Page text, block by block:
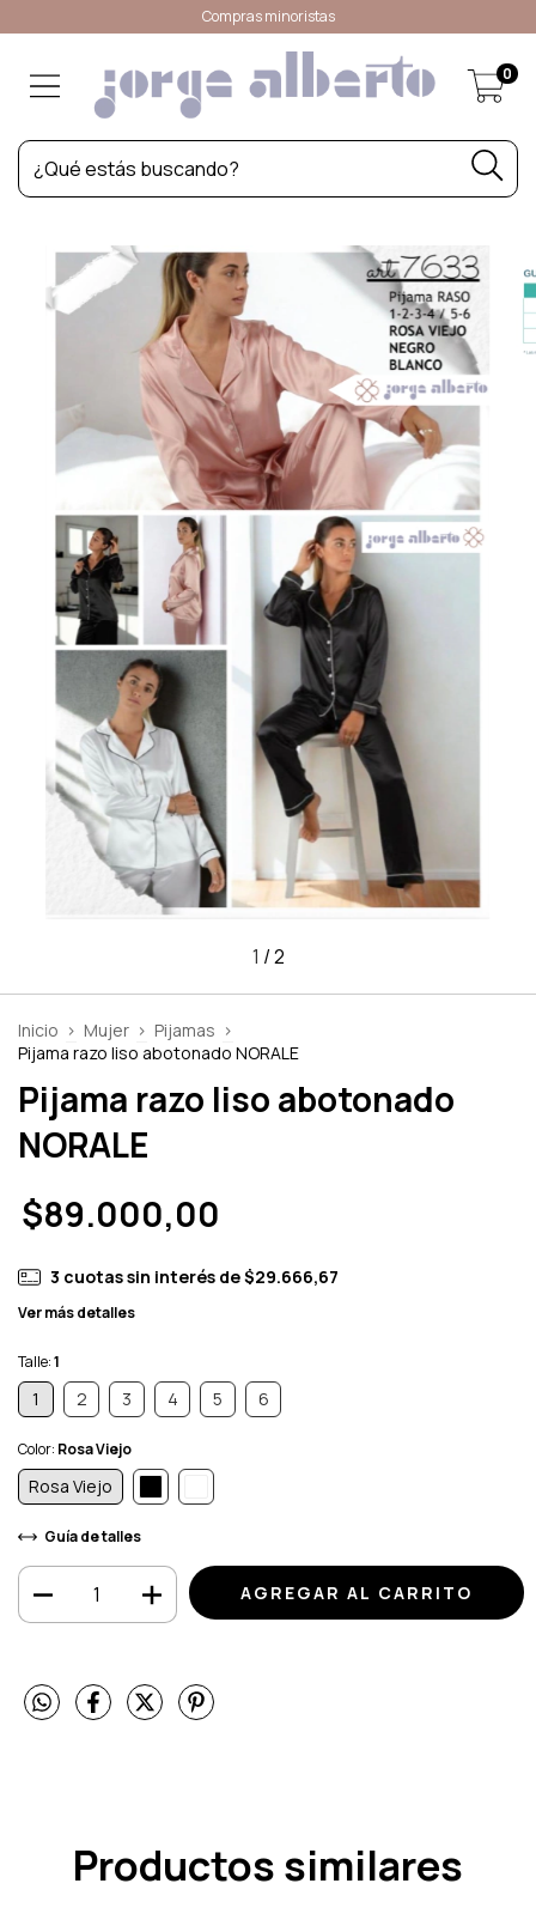
Compras minoristas
0
1 /2
Inicio > Mujer > Pijamas >
Pijama razo liso abotonado NORALE
Pijama razo liso abotonado
NORALE
$89.000,00
3 cuotas sin interés de$29.666,67
Ver más detalles
Talle:1
1 2 3 4 5 6
Color: Rosa Viejo
Rosa Viejo
Guía de talles
Productos similares